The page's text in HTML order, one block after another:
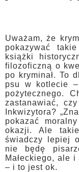
Uważam, że
pokazywać
książki
filozoficzną o
po kryminał. To
psu w kotlecie
pożytecznego.
zastanawiać,
Inkwizytora?
pokazać
okazji. Ale
świadczy lepiej
nie będę
Małeckiego, ale
– i to jest ok.